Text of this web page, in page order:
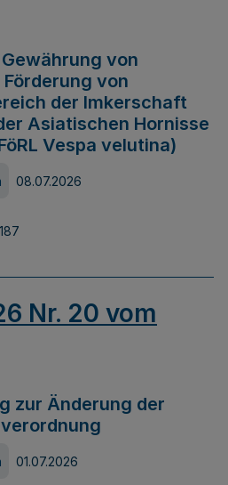
von
von
der Imkerschaft
Asiatischen Hornisse
Vespa velutina)
08.07.2026
187
Nr. 20 vom
zur Änderung der
01.07.2026